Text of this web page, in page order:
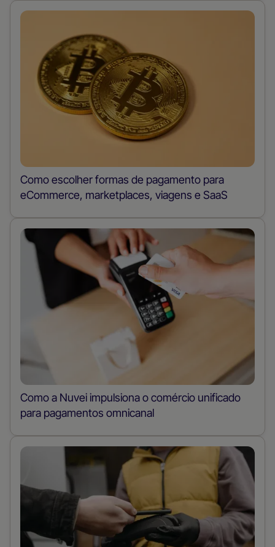
Como escolher formas de pagamento para
eCommerce, marketplaces, viagens e SaaS
Como a Nuvei impulsiona o comércio unificado
para pagamentos omnicanal